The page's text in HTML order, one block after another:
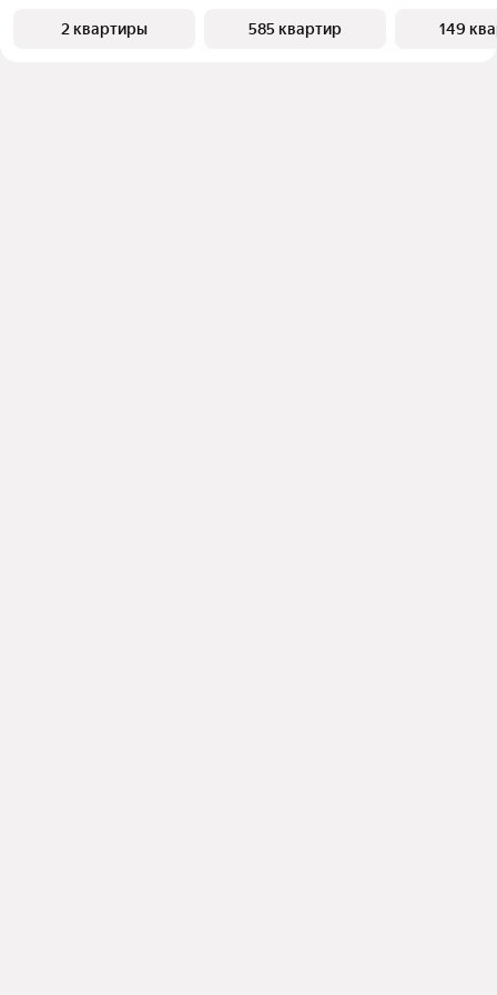
2 квартиры 585 квартир 149